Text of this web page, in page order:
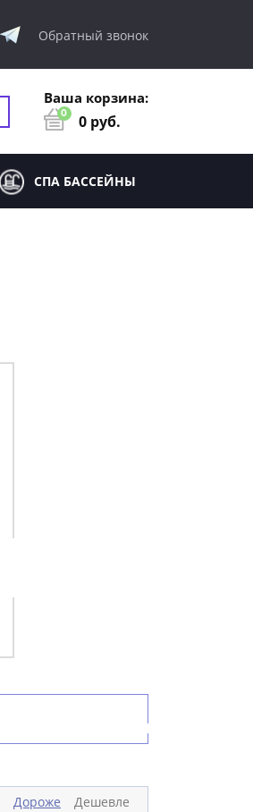
Обратный звонок
Ваша корзина:
0 0 руб.
СПА БАССЕЙНЫ
Дороже Дешевле